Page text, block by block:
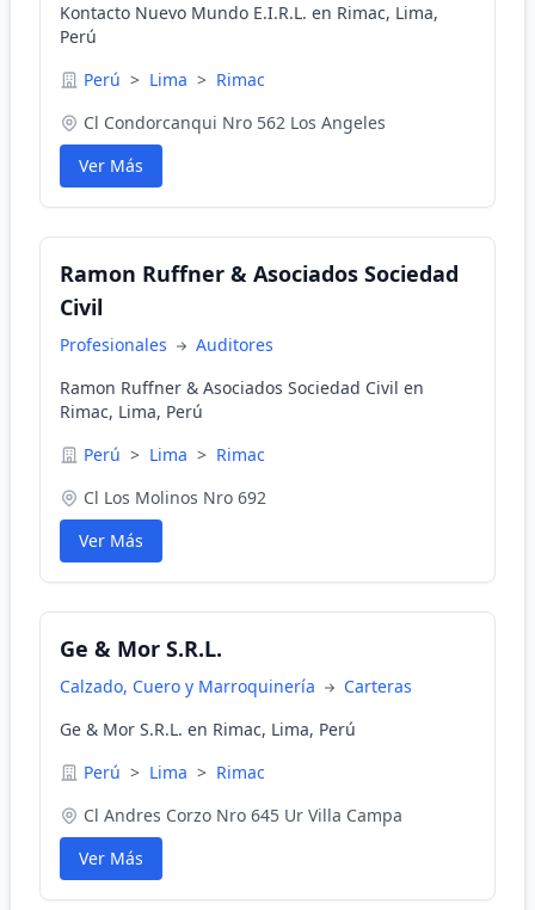
Kontacto Nuevo Mundo E.I.R.L. en Rimac, Lima,
Perú
Perú > Lima > Rimac
Cl Condorcanqui Nro 562 Los Angeles
Ver Más
Ramon Ruffner & Asociados Sociedad
Civil
Profesionales
Auditores
Ramon Ruffner & Asociados Sociedad Civil en
Rimac, Lima, Perú
Perú > Lima > Rimac
Cl Los Molinos Nro 692
Ver Más
Ge & Mor S.R.L.
Calzado, Cuero y Marroquinería
Carteras
Ge & Mor S.R.L. en Rimac, Lima, Perú
Perú > Lima > Rimac
Cl Andres Corzo Nro 645 Ur Villa Campa
Ver Más